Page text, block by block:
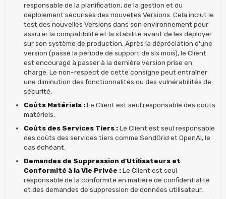
responsable de la planification, de la gestion et du
déploiement sécurisés des nouvelles Versions. Cela inclut le
test des nouvelles Versions dans son environnement pour
assurer la compatibilité et la stabilité avant de les déployer
sur son système de production. Après la dépréciation d'une
version (passé la période de support de six mois), le Client
est encouragé à passer à la dernière version prise en
charge. Le non-respect de cette consigne peut entraîner
une diminution des fonctionnalités ou des vulnérabilités de
sécurité.
Coûts Matériels :Le Client est seul responsable des coûts
matériels.
Coûts des Services Tiers :Le Client est seul responsable
des coûts des services tiers comme SendGrid et OpenAI, le
cas échéant.
Demandes de Suppression d'Utilisateurs et
Conformité à la Vie Privée :Le Client est seul
responsable de la conformité en matière de confidentialité
et des demandes de suppression de données utilisateur.